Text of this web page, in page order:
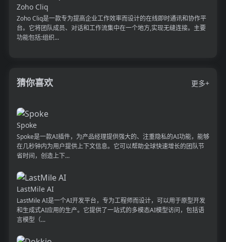
Zoho Cliq
Zoho Cliq是一款专为提高企业工作效率而设计的在线即时通讯和协作平
台。它将团队成员、对话和工作流集中在一个地方,实现无缝连接。主要
功能包括:组织...
猜你喜欢 更多+
Spoke
Spoke是一款AI插件，为产品经理提供强大的、注重隐私的AI功能，能够
在几秒钟内为用户提供上下文信息。它可以帮助全球快速增长的团队节
省时间，创造上下...
LastMile AI
LastMile AI是一个AI开发平台，专为工程师而设计，可以用于原型开发
和生成式AI应用的生产。它提供了一站式的多模态AI模型访问，包括语
言模型（...